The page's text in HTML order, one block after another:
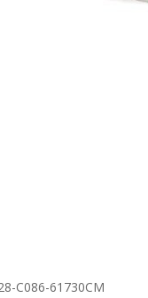
C086-61730CM